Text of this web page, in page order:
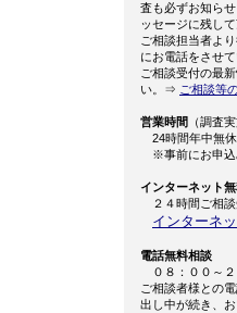
査も必ずお知ら
ッセージに残し
ご相談担当者よ
にお電話をさせて
ご相談受付の最
い。⇒ ご相談等
営業時間 （調査
24時間年中無
※事前にお申込
インターネット
２４時間ご相談
インターネ
電話無料相談
０８：００～２
ご相談者様との
出し中が続き、